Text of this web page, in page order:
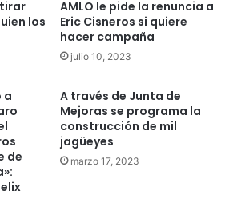
los
AMLO le pide la renuncia a
Eric Cisneros si quiere
hacer campaña
julio 10, 2023
a
de
A través de Junta de
Mejoras se programa la
construcción de mil
jagüeyes
marzo 17, 2023